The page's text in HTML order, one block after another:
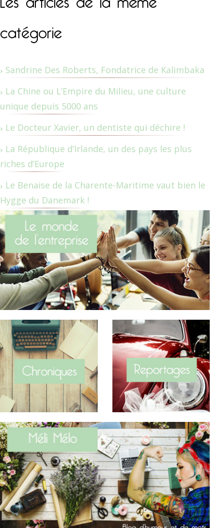
catégorie
Sandrine Des Roberts, Fondatrice de Kalimbaka
La Chine ou L’Empire du Milieu, une culture
unique depuis 5000 ans
Le Docteur Xavier, un dentiste qui déchire !
La République d’Irlande, un des pays les plus
riches d’Europe
Le Benaise de la Charente-Maritime vaut bien le
Hygge du Danemark !